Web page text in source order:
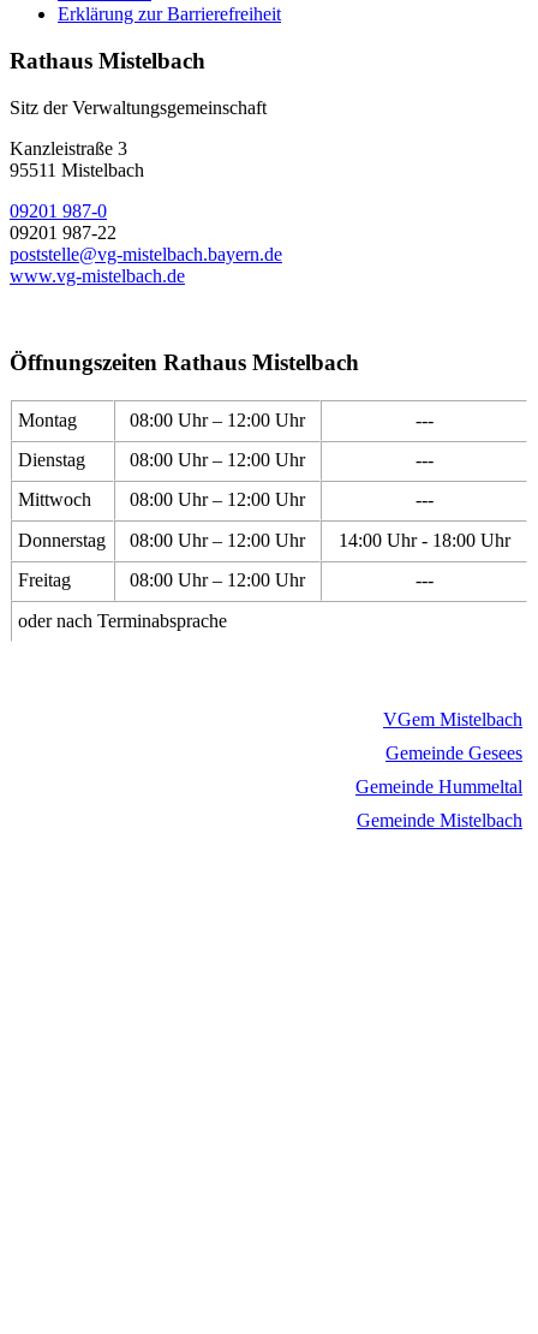
Erklärung zur Barrierefreiheit
Rathaus Mistelbach
Sitz der Verwaltungsgemeinschaft
Kanzleistraße 3
95511 Mistelbach
09201 987-0
09201 987-22
poststelle@vg-mistelbach.bayern.de
www.vg-mistelbach.de
Öffnungszeiten Rathaus Mistelbach
Montag 08:00 Uhr – 12:00 Uhr
---
Dienstag
08:00 Uhr – 12:00 Uhr
---
Mittwoch
08:00 Uhr – 12:00 Uhr
---
Donnerstag
08:00 Uhr – 12:00 Uhr
14:00 Uhr - 18:00 Uhr
Freitag
08:00 Uhr – 12:00 Uhr
---
oder nach Terminabsprache
VGem Mistelbach
Gemeinde Gesees
Gemeinde Hummeltal
Gemeinde Mistelbach